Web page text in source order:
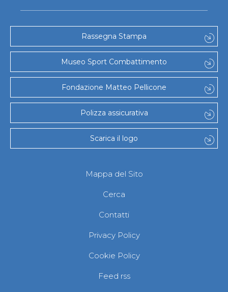
Rassegna Stampa
Museo Sport Combattimento
Fondazione Matteo Pellicone
Polizza assicurativa
Scarica il logo
Mappa del Sito
Cerca
Contatti
Privacy Policy
Cookie Policy
Feed rss